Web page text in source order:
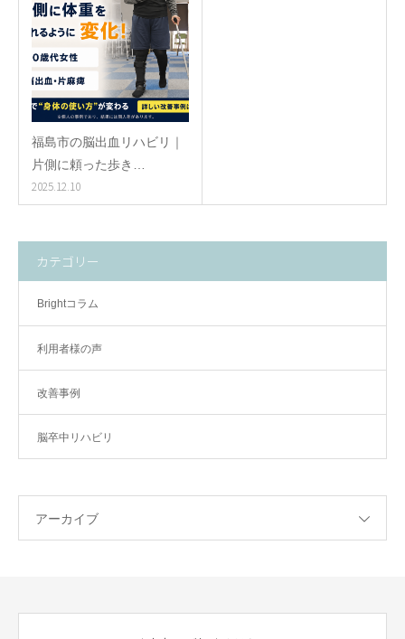
福島市の脳出血リハビリ｜
片側に頼った歩き…
2025.12.10
カテゴリー
Brightコラム
利用者様の声
改善事例
脳卒中リハビリ
アーカイブ